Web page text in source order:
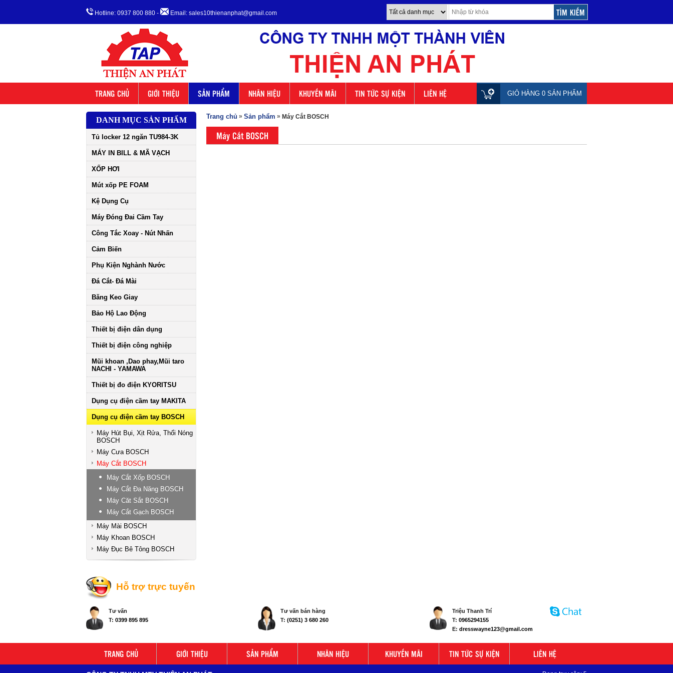
Hotline: 0937 800 880 - Email: sales10thienanphat@gmail.com
TRANG CHỦ GIỚI THIỆU SẢN PHẨM NHÃN HIỆU KHUYẾN MÃI TIN TỨC SỰ KIỆN LIÊN HỆ GIỎ HÀNG 0 SẢN PHẨM
DANH MỤC SẢN PHẨM
Tủ locker 12 ngăn TU984-3K
MÁY IN BILL & MÃ VẠCH
XỐP HƠI
Mút xốp PE FOAM
Kệ Dụng Cụ
Máy Đóng Đai Cầm Tay
Công Tắc Xoay - Nút Nhấn
Cảm Biến
Phụ Kiện Nghành Nước
Đá Cắt- Đá Mài
Băng Keo Giay
Bảo Hộ Lao Động
Thiết bị điện dân dụng
Thiết bị điện công nghiệp
Mũi khoan ,Dao phay,Mũi taro
NACHI - YAMAWA
Thiết bị đo điện KYORITSU
Dụng cụ điện cầm tay MAKITA
Dụng cụ điện cầm tay BOSCH
Máy Hút Bụi, Xịt Rửa, Thổi Nóng
BOSCH
Máy Cưa BOSCH
Máy Cắt BOSCH
Máy Cắt Xốp BOSCH
Máy Cắt Đa Năng BOSCH
Máy Căt Sắt BOSCH
Máy Cắt Gạch BOSCH
Máy Mài BOSCH
Máy Khoan BOSCH
Máy Đục Bê Tông BOSCH
Trang chủ » Sản phẩm » Máy Cắt BOSCH
Máy Cắt BOSCH
Hỗ trợ trực tuyến
Tư vấn
T: 0399 895 895
Tư vấn bán hàng
T: (0251) 3 680 260
Triệu Thanh Trí
T: 0965294155
E: dresswayne123@gmail.com
TRANG CHỦ GIỚI THIỆU SẢN PHẨM NHÃN HIỆU KHUYẾN MÃI TIN TỨC SỰ KIỆN LIÊN HỆ